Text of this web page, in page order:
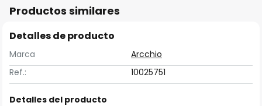
Productos similares
Detalles de producto
Marca
Arcchio
Ref.:
10025751
Detalles del producto